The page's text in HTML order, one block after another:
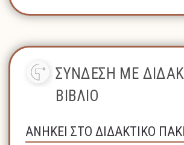
ΣΥΝΔΕΣΗ ΜΕ
ΒΙΒΛΙΟ
ΑΝΗΚΕΙ ΣΤΟ ΔΙΔΑΚΤΙΚΟ